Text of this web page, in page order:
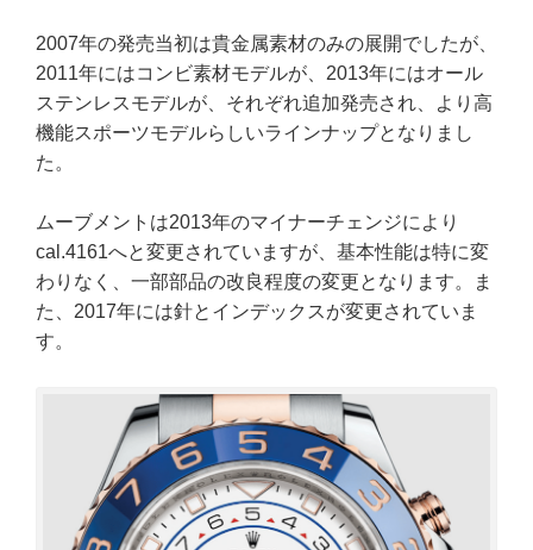
2007年の発売当初は貴金属素材のみの展開でしたが、
2011年にはコンビ素材モデルが、2013年にはオール
ステンレスモデルが、それぞれ追加発売され、より高
機能スポーツモデルらしいラインナップとなりまし
た。
ムーブメントは2013年のマイナーチェンジにより
cal.4161へと変更されていますが、基本性能は特に変
わりなく、一部部品の改良程度の変更となります。ま
た、2017年には針とインデックスが変更されていま
す。